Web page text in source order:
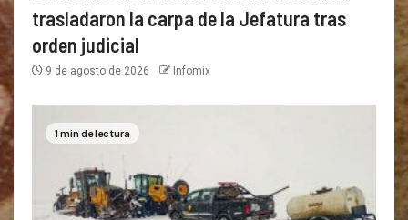
trasladaron la carpa de la Jefatura tras
orden judicial
9 de agosto de 2026 Infomix
1 min de lectura